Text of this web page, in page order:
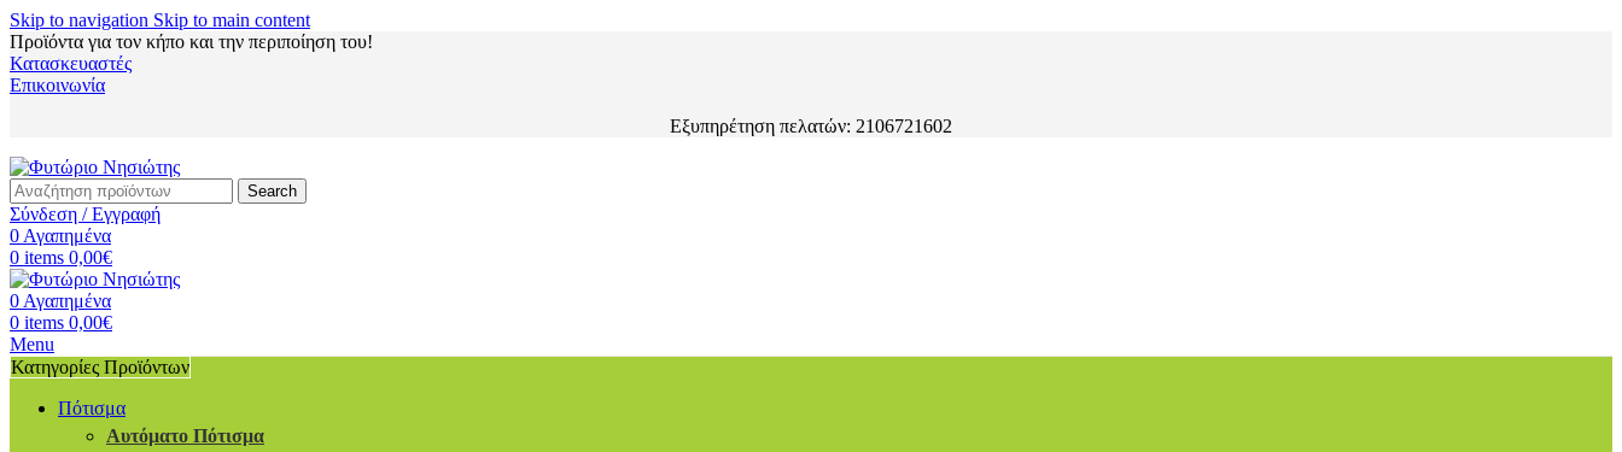
Skip to navigation Skip to main content
Προϊόντα για τον κήπο και την περιποίηση του!
Κατασκευαστές
Επικοινωνία
Εξυπηρέτηση πελατών: 2106721602
Search
Σύνδεση / Εγγραφή
0 Αγαπημένα
0 items 0,00€
0 Αγαπημένα
0 items 0,00€
Menu
Κατηγορίες Προϊόντων
Πότισμα
Αυτόματο Πότισμα